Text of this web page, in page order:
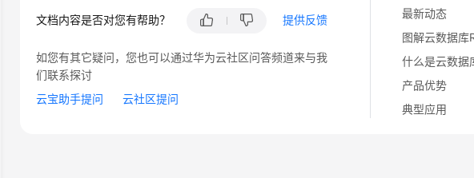
最新动态
图解云数据库
什么是云数据
产品优势
典型应用
文档内容是否对您有帮助？ 提供反馈
如您有其它疑问，您也可以通过华为云社区问答频道来与我
们联系探讨
云宝助手提问
云社区提问